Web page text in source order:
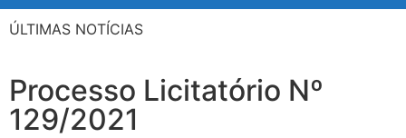
ÚLTIMAS NOTÍCIAS
Processo Licitatório Nº
129/2021